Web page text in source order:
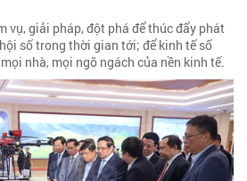
vụ, giải pháp, đột phá để thúc đẩy phát
số trong thời gian tới; để kinh tế số
nhà, mọi ngõ ngách của nền kinh tế.